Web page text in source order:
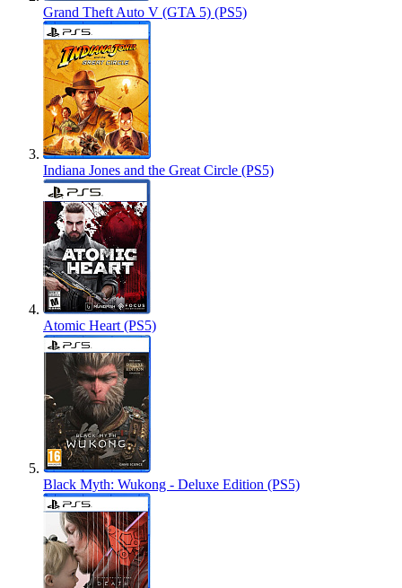
Grand Theft Auto V (GTA 5) (PS5)
Indiana Jones and the Great Circle (PS5)
Atomic Heart (PS5)
Black Myth: Wukong - Deluxe Edition (PS5)